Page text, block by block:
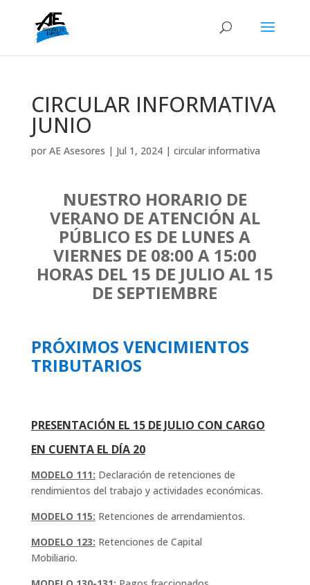
CIRCULAR INFORMATIVA
JUNIO
por AE Asesores | Jul 1, 2024| circular informativa
NUESTRO HORARIO DE
VERANO DE ATENCIÓN AL
PÚBLICO ES DE LUNES A
VIERNES DE 08:00 A 15:00
HORAS DEL 15 DE JULIO AL 15
DE SEPTIEMBRE
PRÓXIMOS VENCIMIENTOS
TRIBUTARIOS
PRESENTACIÓN EL 15 DE JULIO CON CARGO
EN CUENTA EL DÍA 20
MODELO 111: Declaración de retenciones de
rendimientos del trabajo y actividades económicas.
MODELO 115: Retenciones de arrendamientos.
MODELO 123: Retenciones de Capital
Mobiliario.